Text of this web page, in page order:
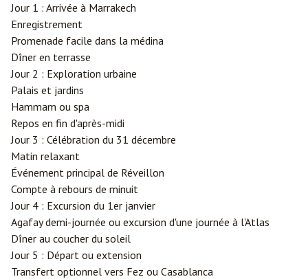
Jour 1 : Arrivée à Marrakech
Enregistrement
Promenade facile dans la médina
Dîner en terrasse
Jour 2 : Exploration urbaine
Palais et jardins
Hammam ou spa
Repos en fin d'après-midi
Jour 3 : Célébration du 31 décembre
Matin relaxant
Événement principal de Réveillon
Compte à rebours de minuit
Jour 4 : Excursion du 1er janvier
Agafay demi-journée ou excursion d'une journée à l'Atlas
Dîner au coucher du soleil
Jour 5 : Départ ou extension
Transfert optionnel vers Fez ou Casablanca